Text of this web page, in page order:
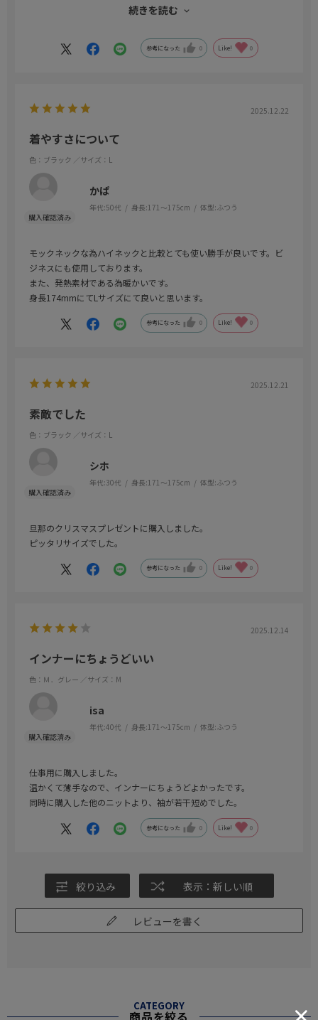
も落ち着いた濃いめのグレーで黒のセットアップと合ってました。
続きを読む
参考になった 0 Like! 0
2025.12.22
着やすさについて
色：ブラック ／サイズ：L
かぱ
年代:50代 身長:171～175cm 体型:ふつう
モックネックな為ハイネックと比較とても使い勝手が良いです。ビ
ジネスにも使用しております。
また、発熱素材である為暖かいです。
身長174mmにてLサイズにて良いと思います。
参考になった 0 Like! 0
2025.12.21
素敵でした
色：ブラック ／サイズ：L
シホ
年代:30代 身長:171～175cm 体型:ふつう
旦那のクリスマスプレゼントに購入しました。
ピッタリサイズでした。
参考になった 0 Like! 0
2025.12.14
インナーにちょうどいい
色：Ｍ．グレー ／サイズ：M
isa
年代:40代 身長:171～175cm 体型:ふつう
仕事用に購入しました。
温かくて薄手なので、インナーにちょうどよかったです。
同時に購入した他のニットより、袖が若干短めでした。
参考になった 0 Like! 0
絞り込み 表示：新しい順
レビューを書く
CATEGORY
商品を絞る